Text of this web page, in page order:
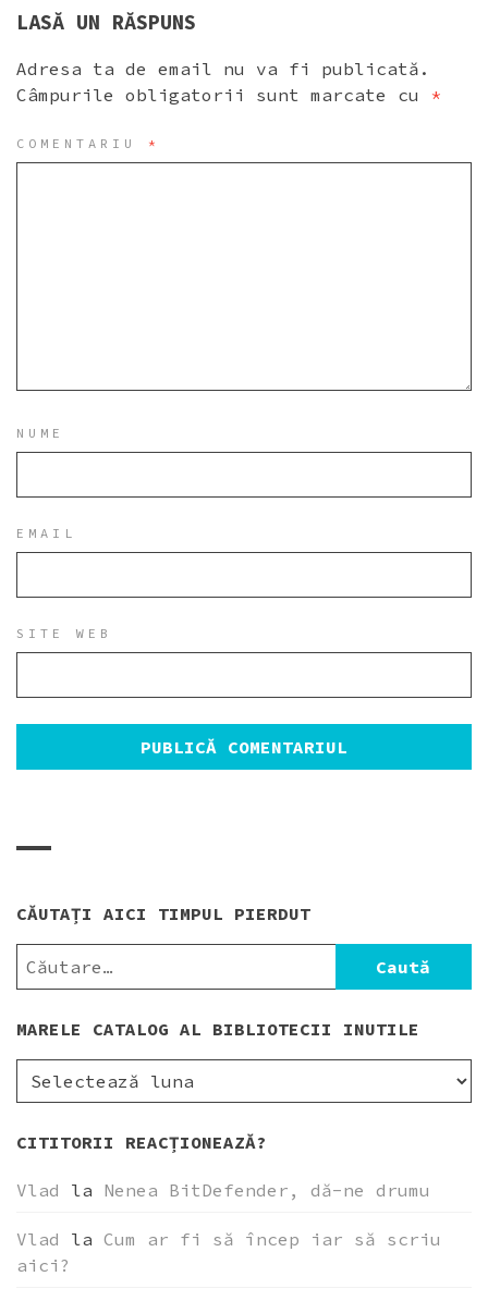
LASĂ UN RĂSPUNS
Adresa ta de email nu va fi publicată.
Câmpurile obligatorii sunt marcate cu *
COMENTARIU *
NUME
EMAIL
SITE WEB
CĂUTAȚI AICI TIMPUL PIERDUT
MARELE CATALOG AL BIBLIOTECII INUTILE
MARELE
CATALOG
BIBLIOTECII
CITITORII REACȚIONEAZĂ?
Vlad la Nenea BitDefender, dă-ne drumu
Vlad la Cum ar fi să încep iar să scriu
aici?